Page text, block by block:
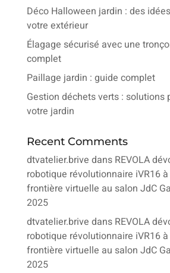
Déco Halloween jardin : des
votre extérieur
Élagage sécurisé avec une
complet
Paillage jardin : guide complet
Gestion déchets verts : solutions
votre jardin
Recent Comments
dtvatelier.brive dans REVOLA
robotique révolutionnaire iVR16
frontière virtuelle au salon JdC
2025
dtvatelier.brive dans REVOLA
robotique révolutionnaire iVR16
frontière virtuelle au salon JdC
2025